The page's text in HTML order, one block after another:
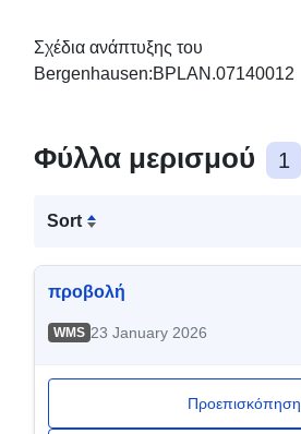
Σχέδια ανάπτυξης του
Bergenhausen:BPLAN.07140012
Φύλλα μερισμού 1
Sort
προβολή
WMS 23 January 2026
Προεπισκόπηση